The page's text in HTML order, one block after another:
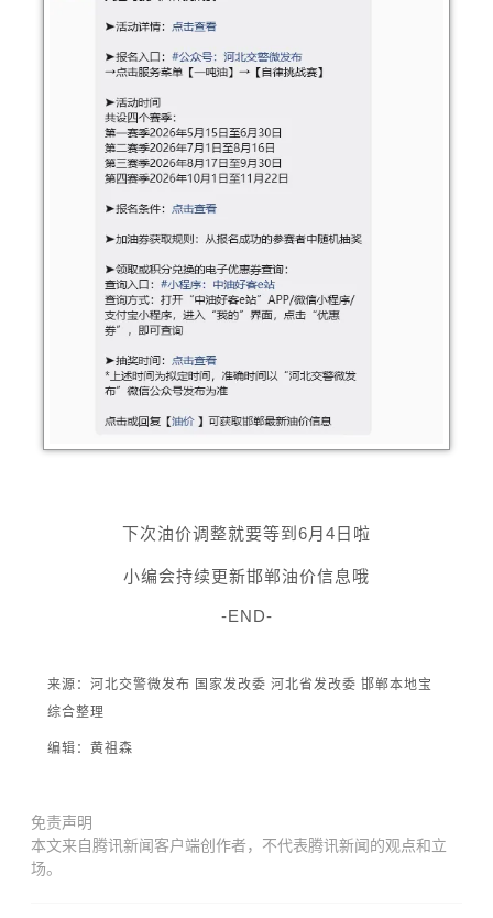
下次油价调整就要等到6月4日啦
小编会持续更新邯郸油价信息哦
-END-
来源：河北交警微发布 国家发改委 河北省发改委 邯郸本地宝
综合整理
编辑：黄祖森
免责声明
本文来自腾讯新闻客户端创作者，不代表腾讯新闻的观点和立
场。